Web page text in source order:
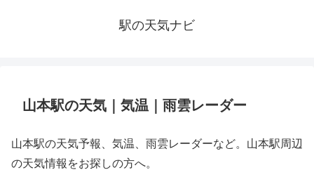
駅の天気ナビ
山本駅の天気｜気温｜雨雲レーダー
山本駅の天気予報、気温、雨雲レーダーなど。山本駅周辺
の天気情報をお探しの方へ。